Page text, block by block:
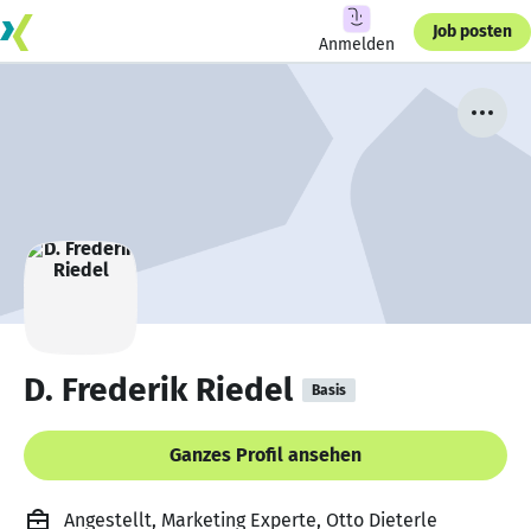
Anmelden
Job posten
D. Frederik Riedel Basis
Ganzes Profil ansehen
Angestellt, Marketing Experte, Otto Dieterle